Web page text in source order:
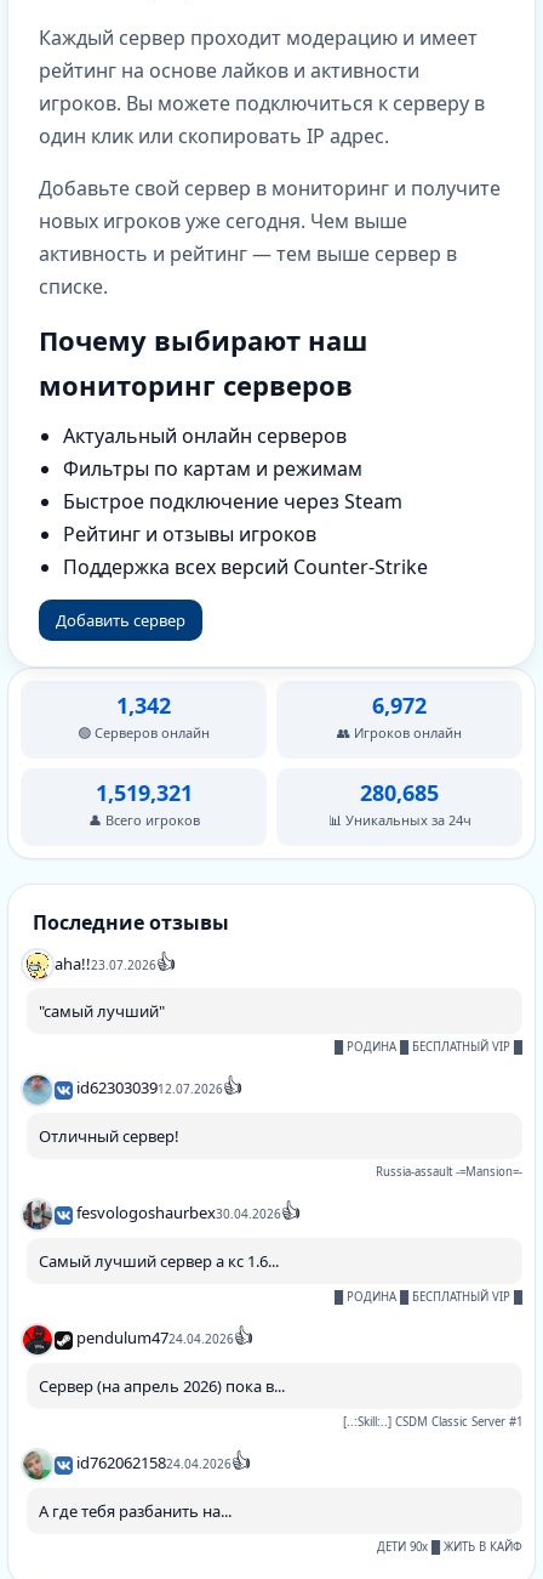
Каждый сервер проходит модерацию и имеет
рейтинг на основе лайков и активности
игроков. Вы можете подключиться к серверу в
один клик или скопировать IP адрес.
Добавьте свой сервер в мониторинг и получите
новых игроков уже сегодня. Чем выше
активность и рейтинг — тем выше сервер в
списке.
Почему выбирают наш
мониторинг серверов
Актуальный онлайн серверов
Фильтры по картам и режимам
Быстрое подключение через Steam
Рейтинг и отзывы игроков
Поддержка всех версий Counter-Strike
Добавить сервер
1,342
🟢 Серверов онлайн
6,972
👥 Игроков онлайн
1,519,321
👤 Всего игроков
280,685
📊 Уникальных за 24ч
Последние отзывы
aha!!23.07.2026👍
"самый лучший"
█ РОДИНА █ БЕСПЛАТНЫЙ VIP █
id6230303912.07.2026👍
Отличный сервер!
Russia-assault -=Mansion=-
fesvologoshaurbex30.04.2026👍
Самый лучший сервер а кс 1.6...
█ РОДИНА █ БЕСПЛАТНЫЙ VIP █
pendulum4724.04.2026👍
Сервер (на апрель 2026) пока в...
[..:Skill:..] CSDM Classic Server #1
id76206215824.04.2026👍
А где тебя разбанить на...
ДЕТИ 90х █ ЖИТЬ В КАЙФ